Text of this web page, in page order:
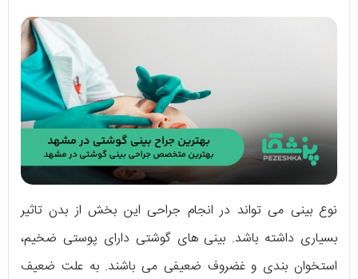
نوع بینی می تواند در انجام جراحی این بخش از بدن تاثیر
بسیاری داشته باشد. بینی های گوشتی دارای پوستی ضخیم،
استخوان بندی و غضروف ضعیفی می باشند. به علت ضعیف